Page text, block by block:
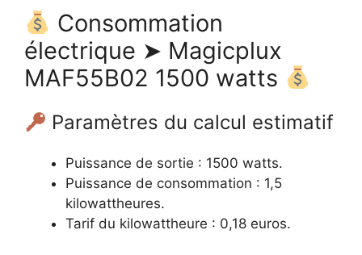
Consommation
électrique ➤ Magicplux
MAF55B02 1500 watts
Paramètres du calcul estimatif
Puissance de sortie : 1500 watts.
Puissance de consommation : 1,5
kilowattheures.
Tarif du kilowattheure : 0,18 euros.